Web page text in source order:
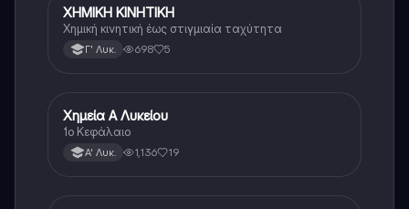
Χημεία (Θετ.)
ΧΗΜΙΚΗ ΚΙΝΗΤΙΚΗ
Χημική κινητική έως στιγμιαία ταχύτητα
Γ' Λυκ. 698 5
Χημεία
Χημεία Α Λυκείου
1ο Κεφάλαιο
Α' Λυκ. 1,136 19